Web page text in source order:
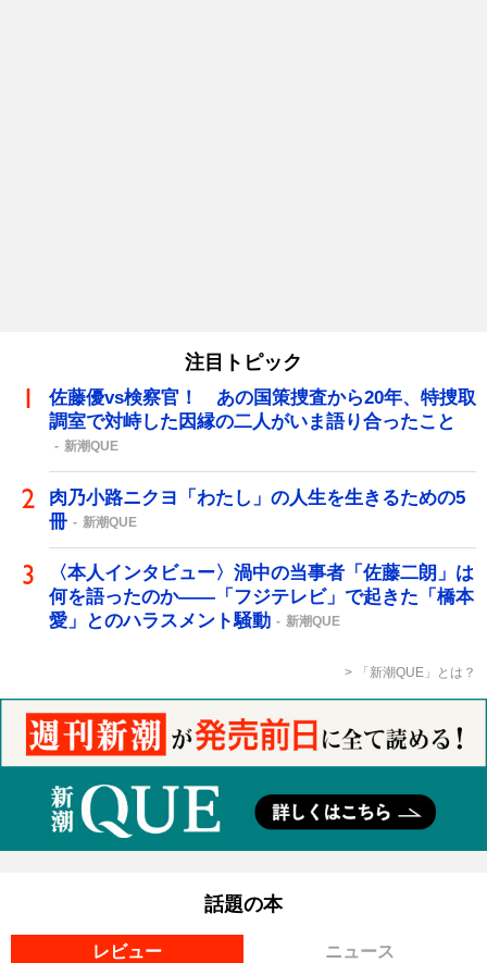
注目トピック
佐藤優vs検察官！ あの国策捜査から20年、特捜取
調室で対峙した因縁の二人がいま語り合ったこと
新潮QUE
肉乃小路ニクヨ「わたし」の人生を生きるための5
冊
新潮QUE
〈本人インタビュー〉渦中の当事者「佐藤二朗」は
何を語ったのか――「フジテレビ」で起きた「橋本
愛」とのハラスメント騒動
新潮QUE
「新潮QUE」とは？
話題の本
レビュー ニュース